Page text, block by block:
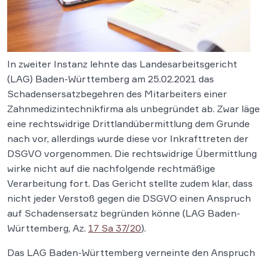
In zweiter Instanz lehnte das Landesarbeitsgericht
(LAG) Baden-Württemberg am 25.02.2021 das
Schadensersatzbegehren des Mitarbeiters einer
Zahnmedizintechnikfirma als unbegründet ab. Zwar läge
eine rechtswidrige Drittlandübermittlung dem Grunde
nach vor, allerdings wurde diese vor Inkrafttreten der
DSGVO vorgenommen. Die rechtswidrige Übermittlung
wirke nicht auf die nachfolgende rechtmäßige
Verarbeitung fort. Das Gericht stellte zudem klar, dass
nicht jeder Verstoß gegen die DSGVO einen Anspruch
auf Schadensersatz begründen könne (LAG Baden-
Württemberg, Az. 17 Sa 37/20).
Das LAG Baden-Württemberg verneinte den Anspruch